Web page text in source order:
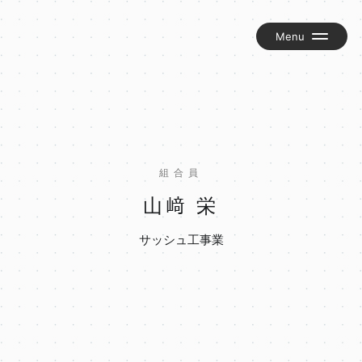
組合について
交流グループ『匠の輪』
岡谷建労新聞『かわら版』
組合員ブログ
お問い合わせ
組合員
山﨑 栄
サッシュ工事業